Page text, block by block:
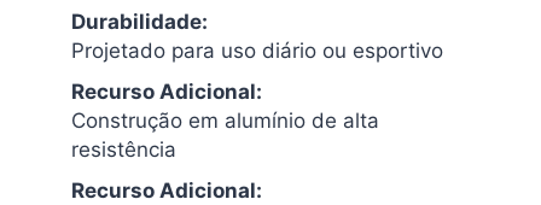
Durabilidade:
Projetado para uso diário ou esportivo
Recurso Adicional:
Construção em alumínio de alta
resistência
Recurso Adicional: